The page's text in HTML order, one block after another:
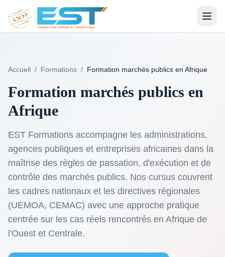
Accueil / Formations / Formation marchés publics en Afrique
Formation marchés publics en
Afrique
EST Formations accompagne les administrations,
agences publiques et entreprises africaines dans la
maîtrise des règles de passation, d'exécution et de
contrôle des marchés publics. Nos cursus couvrent
les cadres nationaux et les directives régionales
(UEMOA, CEMAC) avec une approche pratique
centrée sur les cas réels rencontrés en Afrique de
l'Ouest et Centrale.